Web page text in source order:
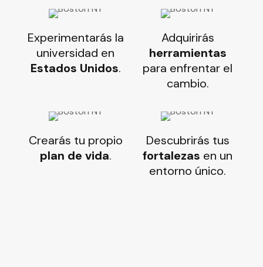
Experimentarás la
universidad en
Estados Unidos.
Adquirirás
herramientas
para enfrentar el
cambio.
Crearás tu propio
plan de vida.
Descubrirás tus
fortalezas en un
entorno único.